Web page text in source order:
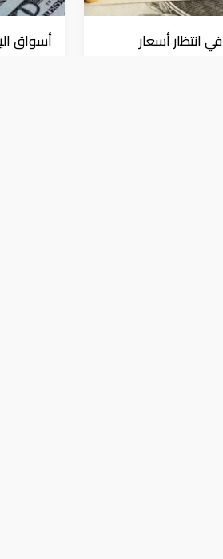
في انتظار أسعار
أسواق